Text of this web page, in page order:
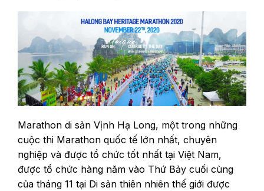
Marathon di sản Vịnh Hạ Long, một trong những
cuộc thi Marathon quốc tế lớn nhất, chuyên
nghiệp và được tổ chức tốt nhất tại Việt Nam,
được tổ chức hàng năm vào Thứ Bảy cuối cùng
của tháng 11 tại Di sản thiên nhiên thế giới được